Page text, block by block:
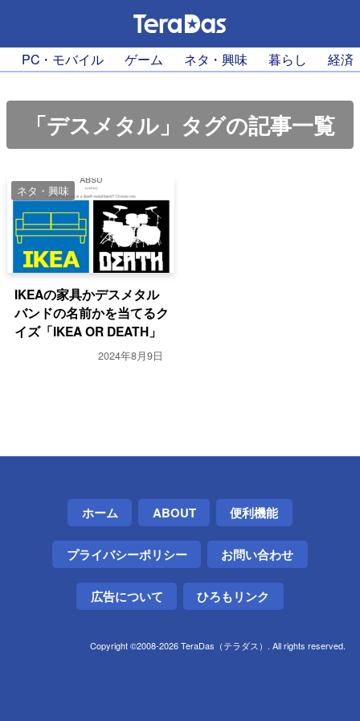
PC・モバイル ゲーム ネタ・興味 暮らし 経済
「デスメタル」タグの記事一覧
ネタ・興味
IKEAの家具かデスメタル
バンドの名前かを当てるク
イズ「IKEA OR DEATH」
2024年8月9日
ホーム ABOUT 便利機能
プライバシーポリシー お問い合わせ
広告について ひろもリンク
Copyright ©2008-2026 TeraDas（テラダス）. All rights reserved.